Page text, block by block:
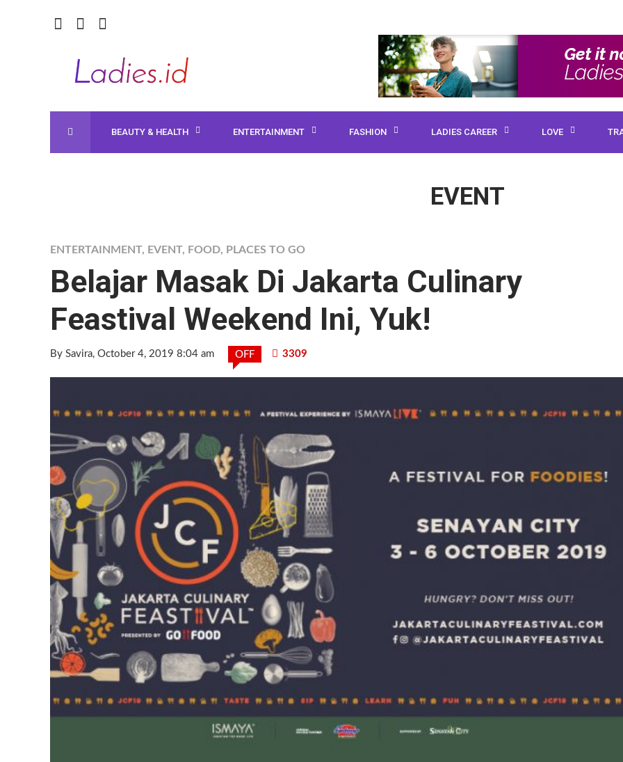
BEAUTY & HEALTH ENTERTAINMENT FASHION LADIES CAREER LOVE
EVENT
ENTERTAINMENT, EVENT, FOOD, PLACES TO GO
Belajar Masak Di Jakarta Culinary
Feastival Weekend Ini, Yuk!
By Savira, October 4, 2019 8:04 am OFF 3309